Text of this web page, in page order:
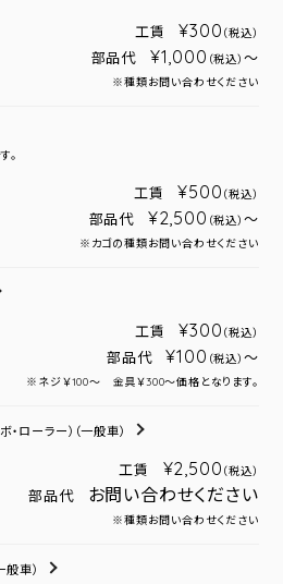
工賃 ¥300 （税込）
部品代 ¥1,000 （税込） ～
※種類お問い合わせください
。
工賃 ¥500 （税込）
部品代 ¥2,500 （税込） ～
※カゴの種類お問い合わせください
工賃 ¥300 （税込）
部品代 ¥100 （税込） ～
※ネジ￥100～ 金具￥300～価格となります。
・ローラー） （一般車）
工賃 ¥2,500 （税込）
部品代 お問い合わせください
※種類お問い合わせください
般車）